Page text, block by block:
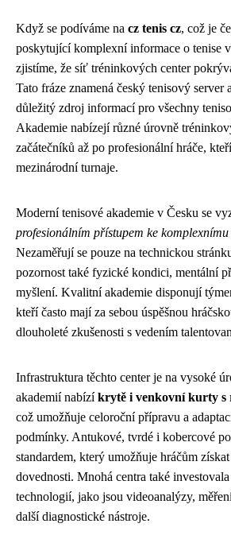
Když se podíváme na cz tenis cz, což je
poskytující komplexní informace o tenise
zjistíme, že síť tréninkových center
Tato fráze znamená český tenisový server
důležitý zdroj informací pro všechny
Akademie nabízejí různé úrovně
začátečníků až po profesionální hráče,
mezinárodní turnaje.
Moderní tenisové akademie v Česku se
profesionálním přístupem ke
Nezaměřují se pouze na technickou
pozornost také fyzické kondici, mentální
myšlení. Kvalitní akademie disponují
kteří často mají za sebou úspěšnou
dlouholeté zkušenosti s vedením
Infrastruktura těchto center je na vysoké
akademií nabízíkrytě i venkovní kurty s
což umožňuje celoroční přípravu a
podmínky. Antukové, tvrdé i kobercové
standardem, který umožňuje hráčům
dovednosti. Mnohá centra také
technologií, jako jsou videoanalýzy,
další diagnostické nástroje.